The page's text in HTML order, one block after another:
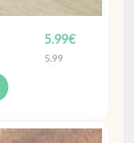
5.99€
5.99